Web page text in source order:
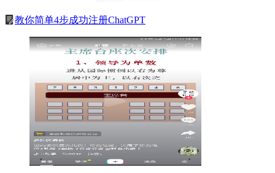
教你简单4步成功注册ChatGPT